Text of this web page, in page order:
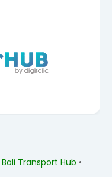
Bali Transport Hub •